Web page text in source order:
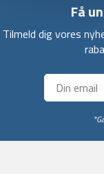
Få
Tilmeld dig vores